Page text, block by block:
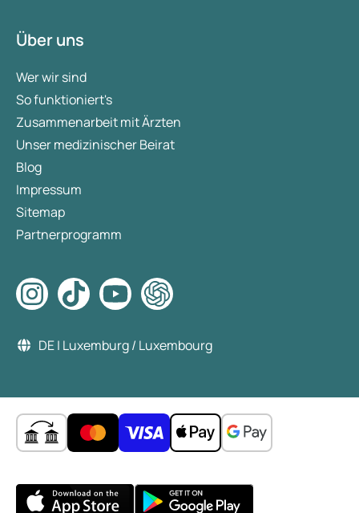
Über uns
Wer wir sind
So funktioniert's
Zusammenarbeit mit Ärzten
Unser medizinischer Beirat
Blog
Impressum
Sitemap
Partnerprogramm
DE | Luxemburg / Luxembourg